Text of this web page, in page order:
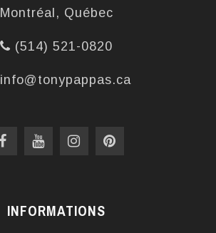
Montréal, Québec
(514) 521-0820
info@tonypappas.ca
INFORMATIONS